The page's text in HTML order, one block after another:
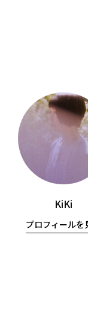
KiKi
プロフィールを